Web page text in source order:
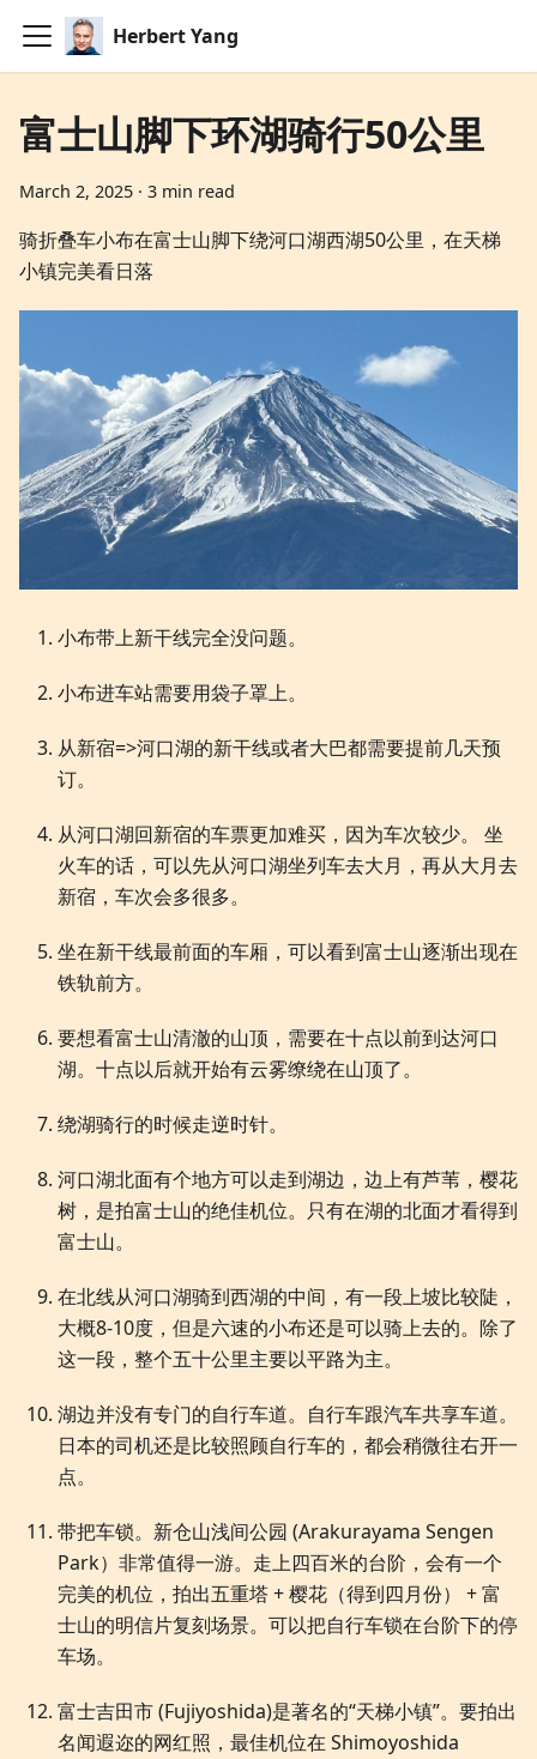
Herbert Yang
富士山脚下环湖骑行50公里
March 2, 2025 · 3 min read
骑折叠车小布在富士山脚下绕河口湖西湖50公里，在天梯
小镇完美看日落
小布带上新干线完全没问题。
小布进车站需要用袋子罩上。
从新宿=>河口湖的新干线或者大巴都需要提前几天预
订。
从河口湖回新宿的车票更加难买，因为车次较少。 坐
火车的话，可以先从河口湖坐列车去大月，再从大月去
新宿，车次会多很多。
坐在新干线最前面的车厢，可以看到富士山逐渐出现在
铁轨前方。
要想看富士山清澈的山顶，需要在十点以前到达河口
湖。十点以后就开始有云雾缭绕在山顶了。
绕湖骑行的时候走逆时针。
河口湖北面有个地方可以走到湖边，边上有芦苇，樱花
树，是拍富士山的绝佳机位。只有在湖的北面才看得到
富士山。
在北线从河口湖骑到西湖的中间，有一段上坡比较陡，
大概8-10度，但是六速的小布还是可以骑上去的。除了
这一段，整个五十公里主要以平路为主。
湖边并没有专门的自行车道。自行车跟汽车共享车道。
日本的司机还是比较照顾自行车的，都会稍微往右开一
点。
带把车锁。新仓山浅间公园 (Arakurayama Sengen
Park）非常值得一游。走上四百米的台阶，会有一个
完美的机位，拍出五重塔 + 樱花（得到四月份） + 富
士山的明信片复刻场景。可以把自行车锁在台阶下的停
车场。
富士吉田市 (Fujiyoshida)是著名的“天梯小镇”。要拍出
名闻遐迩的网红照，最佳机位在 Shimoyoshida